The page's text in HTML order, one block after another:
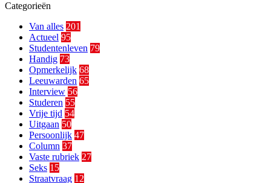
Categorieën
Van alles 201
Actueel 95
Studentenleven 79
Handig 73
Opmerkelijk 68
Leeuwarden 65
Interview 56
Studeren 55
Vrije tijd 54
Uitgaan 50
Persoonlijk 47
Column 37
Vaste rubriek 27
Seks 15
Straatvraag 12